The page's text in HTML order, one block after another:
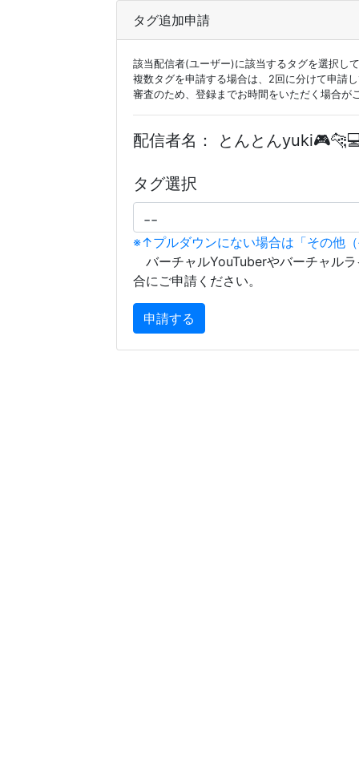
タグ追加申請
該当配信者(ユーザー)に該当するタグを選択し
複数タグを申請する場合は、2回に分けて申請
審査のため、登録までお時間をいただく場合が
配信者名： とんとん
タグ選択
※↑プルダウンにない場合は「その他
バーチャルYouTuberやバーチャル
合にご申請ください。
申請する